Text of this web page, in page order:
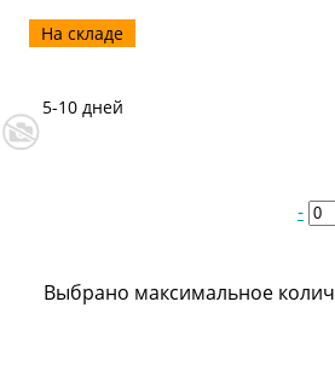
На складе
5-10 дней
-
Выбрано максимальное